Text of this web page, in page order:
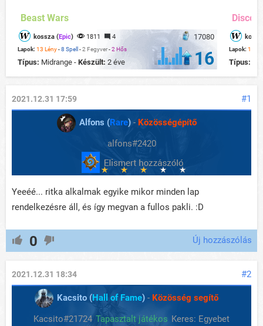
Beast Wars
17080
kossza (Epic) 1811 4
Lapok: 13 Lény-8 Spell -2 Fegyver-2 Hős
Típus: Midrange - Készült: 2 éve 16
Disco
Lapok: 19
Típus:
#1
2021.12.31 17:59
Alfons (Rare)- Közösségépítő
alfons#2420
Yeeéé... ritka alkalmak egyike mikor minden lap
rendelkezésre áll, és így megvan a fullos pakli. :D
0 Új hozzászólás
#2
2021.12.31 18:34
Kacsito (Hall of Fame) - Közösség segítő
Kacsito#21724 Tapasztalt játékos Keres: Egyebet